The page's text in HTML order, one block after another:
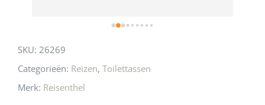
SKU: 26269
Categorieën: Reizen, Toilettassen
Merk: Reisenthel